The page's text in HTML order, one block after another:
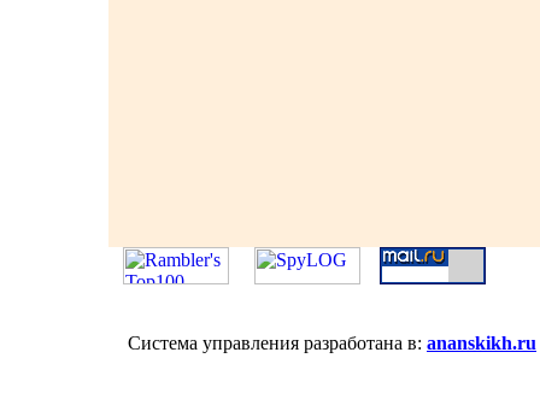
Система управления разработана в: ananskikh.ru